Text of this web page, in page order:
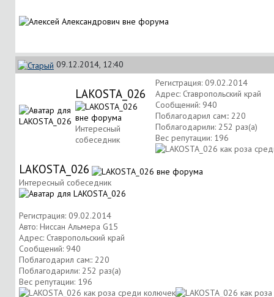
09.12.2014, 12:40
LAKOSTA_026
Интересный
собеседник
Регистрация: 09.02.2014
Адрес: Ставропольский край
Сообщений: 940
Поблагодарил сам:: 220
Поблагодарили: 252 раз(а)
Вес репутации: 196
LAKOSTA_026
Интересный собеседник
Регистрация: 09.02.2014
Авто: Ниссан Альмера G15
Адрес: Ставропольский край
Сообщений: 940
Поблагодарил сам:: 220
Поблагодарили: 252 раз(а)
Вес репутации: 196